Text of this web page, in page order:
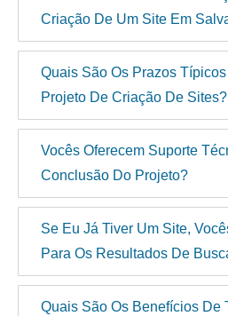
Criação De Um Site Em
Quais São Os Prazos
Projeto De Criação De Sites?
Vocês Oferecem Suporte
Conclusão Do Projeto?
Se Eu Já Tiver Um Site,
Para Os Resultados De
Quais São Os Benefícios De